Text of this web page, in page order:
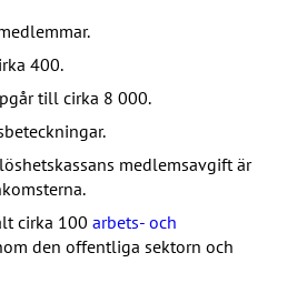
400.
till cirka 8 000.
medlemsavgift är
cirka 100 arbets- och
den offentliga sektorn och